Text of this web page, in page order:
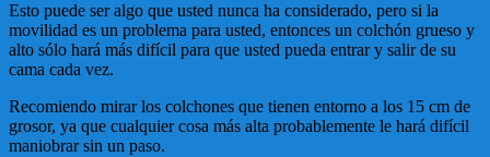
Esto puede ser algo que usted nunca ha considerado, pero si la
movilidad es un problema para usted, entonces un colchón grueso y
alto sólo hará más difícil para que usted pueda entrar y salir de su
cama cada vez.
Recomiendo mirar los colchones que tienen entorno a los 15 cm de
grosor, ya que cualquier cosa más alta probablemente le hará difícil
maniobrar sin un paso.